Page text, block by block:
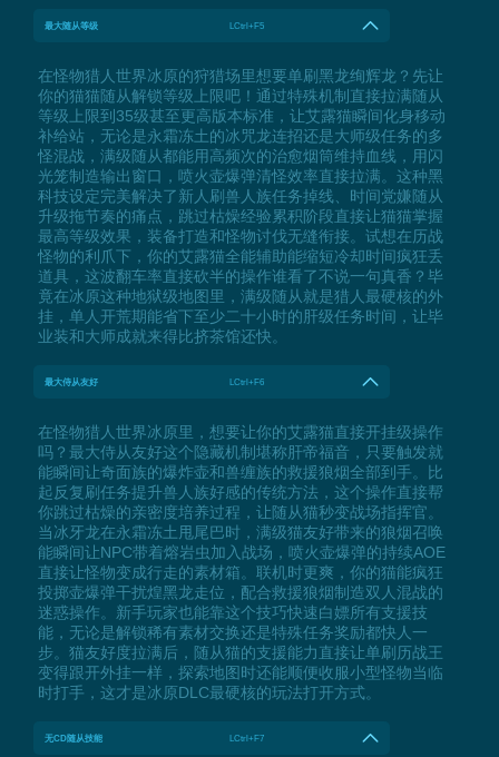
最大随从等级 LCtrl+F5
在怪物猎人世界冰原的狩猎场里想要单刷黑龙绚辉龙？先让
你的猫猫随从解锁等级上限吧！通过特殊机制直接拉满随从
等级上限到35级甚至更高版本标准，让艾露猫瞬间化身移动
补给站，无论是永霜冻土的冰咒龙连招还是大师级任务的多
怪混战，满级随从都能用高频次的治愈烟筒维持血线，用闪
光笼制造输出窗口，喷火壶爆弹清怪效率直接拉满。这种黑
科技设定完美解决了新人刷兽人族任务掉线、时间党嫌随从
升级拖节奏的痛点，跳过枯燥经验累积阶段直接让猫猫掌握
最高等级效果，装备打造和怪物讨伐无缝衔接。试想在历战
怪物的利爪下，你的艾露猫全能辅助能缩短冷却时间疯狂丢
道具，这波翻车率直接砍半的操作谁看了不说一句真香？毕
竟在冰原这种地狱级地图里，满级随从就是猎人最硬核的外
挂，单人开荒期能省下至少二十小时的肝级任务时间，让毕
业装和大师成就来得比挤茶馆还快。
最大侍从友好 LCtrl+F6
在怪物猎人世界冰原里，想要让你的艾露猫直接开挂级操作
吗？最大侍从友好这个隐藏机制堪称肝帝福音，只要触发就
能瞬间让奇面族的爆炸壶和兽缠族的救援狼烟全部到手。比
起反复刷任务提升兽人族好感的传统方法，这个操作直接帮
你跳过枯燥的亲密度培养过程，让随从猫秒变战场指挥官。
当冰牙龙在永霜冻土甩尾巴时，满级猫友好带来的狼烟召唤
能瞬间让NPC带着熔岩虫加入战场，喷火壶爆弹的持续AOE
直接让怪物变成行走的素材箱。联机时更爽，你的猫能疯狂
投掷壶爆弹干扰煌黑龙走位，配合救援狼烟制造双人混战的
迷惑操作。新手玩家也能靠这个技巧快速白嫖所有支援技
能，无论是解锁稀有素材交换还是特殊任务奖励都快人一
步。猫友好度拉满后，随从猫的支援能力直接让单刷历战王
变得跟开外挂一样，探索地图时还能顺便收服小型怪物当临
时打手，这才是冰原DLC最硬核的玩法打开方式。
无CD随从技能 LCtrl+F7